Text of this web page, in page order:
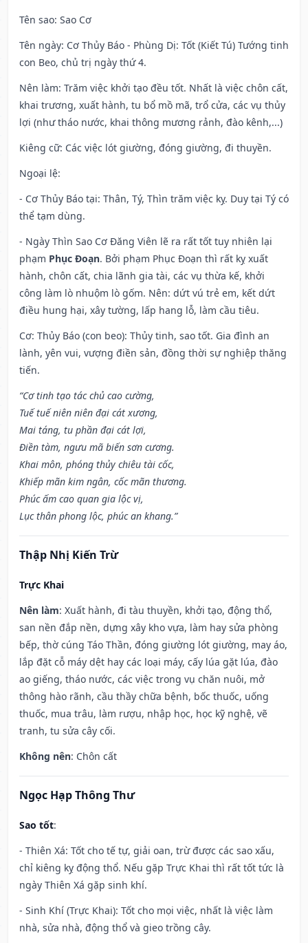
Tên sao: Sao Cơ
Tên ngày: Cơ Thủy Báo - Phùng Dị: Tốt (Kiết Tú) Tướng tinh
con Beo, chủ trị ngày thứ 4.
Nên làm: Trăm việc khởi tạo đều tốt. Nhất là việc chôn cất,
khai trương, xuất hành, tu bổ mồ mã, trổ cửa, các vụ thủy
lợi (như tháo nước, khai thông mương rảnh, đào kênh,...)
Kiêng cữ: Các việc lót giường, đóng giường, đi thuyền.
Ngoại lệ:
- Cơ Thủy Báo tại: Thân, Tý, Thìn trăm việc kỵ. Duy tại Tý có
thể tạm dùng.
- Ngày Thìn Sao Cơ Đăng Viên lẽ ra rất tốt tuy nhiên lại
phạm Phục Đoạn. Bởi phạm Phục Đoạn thì rất kỵ xuất
hành, chôn cất, chia lãnh gia tài, các vụ thừa kế, khởi
công làm lò nhuộm lò gốm. Nên: dứt vú trẻ em, kết dứt
điều hung hại, xây tường, lấp hang lỗ, làm cầu tiêu.
Cơ: Thủy Báo (con beo): Thủy tinh, sao tốt. Gia đình an
lành, yên vui, vượng điền sản, đồng thời sự nghiệp thăng
tiến.
“Cơ tinh tạo tác chủ cao cường,
Tuế tuế niên niên đại cát xương,
Mai táng, tu phần đại cát lợi,
Điền tàm, ngưu mã biến sơn cương.
Khai môn, phóng thủy chiêu tài cốc,
Khiếp mãn kim ngân, cốc mãn thương.
Phúc ấm cao quan gia lộc vị,
Lục thân phong lộc, phúc an khang.”
Thập Nhị Kiến Trừ
Trực Khai
Nên làm: Xuất hành, đi tàu thuyền, khởi tạo, động thổ,
san nền đắp nền, dựng xây kho vựa, làm hay sửa phòng
bếp, thờ cúng Táo Thần, đóng giường lót giường, may áo,
lắp đặt cỗ máy dệt hay các loại máy, cấy lúa gặt lúa, đào
ao giếng, tháo nước, các việc trong vụ chăn nuôi, mở
thông hào rãnh, cầu thầy chữa bệnh, bốc thuốc, uống
thuốc, mua trâu, làm rượu, nhập học, học kỹ nghệ, vẽ
tranh, tu sửa cây cối.
Không nên: Chôn cất
Ngọc Hạp Thông Thư
Sao tốt:
- Thiên Xá: Tốt cho tế tự, giải oan, trừ được các sao xấu,
chỉ kiêng kỵ động thổ. Nếu gặp Trực Khai thì rất tốt tức là
ngày Thiên Xá gặp sinh khí.
- Sinh Khí (Trực Khai): Tốt cho mọi việc, nhất là việc làm
nhà, sửa nhà, động thổ và gieo trồng cây.